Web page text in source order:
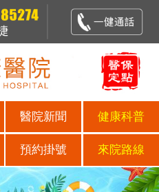
醫院新聞 健康科普
預約掛號 來院路線